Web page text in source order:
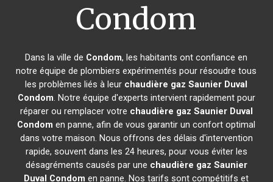
Condom
Dans la ville de Condom, les habitants ont confiance en
notre équipe de plombiers expérimentés pour résoudre tous
les problèmes liés à leur chaudière gaz Saunier Duval
Condom. Notre équipe d'experts intervient rapidement pour
réparer ou remplacer votre chaudière gaz Saunier Duval
Condom en panne, afin de vous garantir un confort optimal
dans votre maison. Nous offrons des délais d'intervention
rapide, souvent dans les 24 heures, pour vous éviter les
désagréments causés par une chaudière gaz Saunier
Duval Condom en panne. Nos tarifs sont compétitifs et